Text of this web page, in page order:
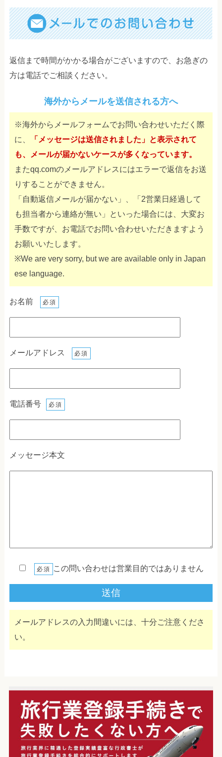
返信まで時間がかかる場合がございますので、お急ぎの
方は電話でご相談ください。
海外からメールを送信される方へ
※海外からメールフォームでお問い合わせいただく際
に、
「メッセージは送信されました」と表示されて
も、メールが届かないケースが多くなっています。
またqq.comのメールアドレスにはエラーで返信をお送
りすることができません。
「自動返信メールが届かない」、「2営業日経過して
も担当者から連絡が無い」といった場合には、大変お
手数ですが、お電話でお問い合わせいただきますよう
お願いいたします。
※We are very sorry, but we are available only in Japan
ese language.
お名前 必須
メールアドレス 必須
電話番号 必須
メッセージ本文
必須 この問い合わせは営業目的ではありません
メールアドレスの入力間違いには、十分ご注意くださ
い。